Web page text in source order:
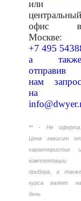
или
центральный
офис в
Москве:
+7 495
а также
отправив
нам запрос
на
** - Не оферта.
Цена зависит от
характеристик и
комплектации
прибора, а также
курса валют на
день